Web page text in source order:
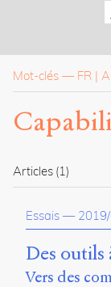
La
revue
Présentation
Publier
À
propos
du
site
Archipel
Mot-clés — FR
Articles (1)
Essais —
Des outils
Vers des